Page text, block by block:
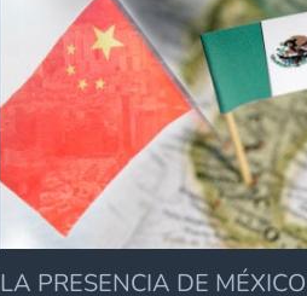
LA PRESENCIA DE